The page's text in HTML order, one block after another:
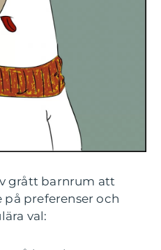
grått barnrum att
preferenser och
val: